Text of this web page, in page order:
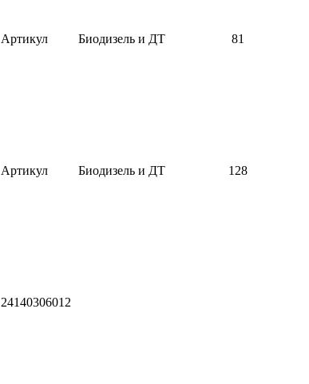
Артикул Биодизель и ДТ 81
Артикул Биодизель и ДТ 128
24140306012